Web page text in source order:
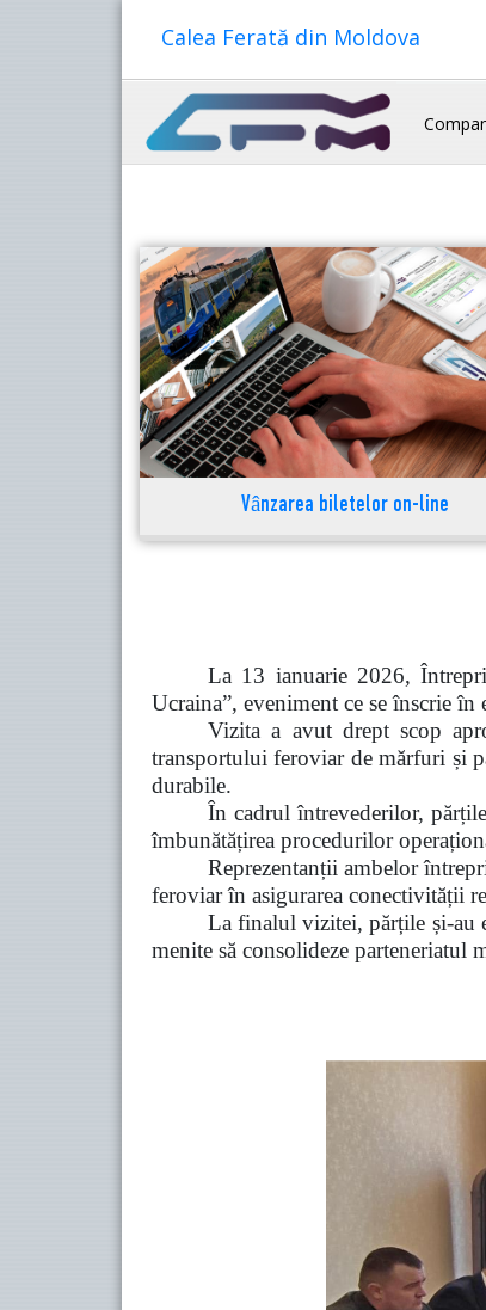
Calea Ferată din Moldova
Vânzarea biletelor on-line
La 13 ianuarie 2026,
Ucraina”, eveniment ce se înscrie
Vizita a avut drept scop
transportului feroviar de mărfuri și
durabile.
În cadrul întrevederilor,
îmbunătățirea procedurilor
Reprezentanții ambelor
feroviar în asigurarea conectivității
La finalul vizitei, părțile și-au
menite să consolideze